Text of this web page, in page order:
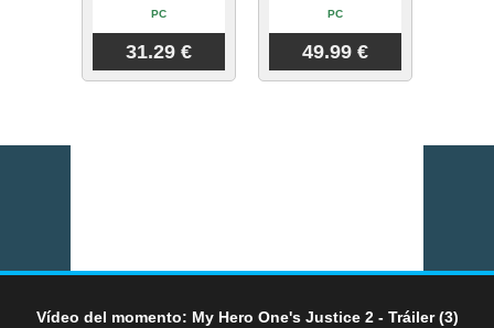
PC
31.29 €
PC
49.99 €
Vídeo del momento: My Hero One's Justice 2 - Tráiler (3)